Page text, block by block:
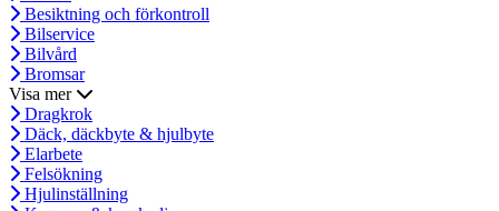
Besiktning och förkontroll
Bilservice
Bilvård
Bromsar
Visa mer
Dragkrok
Däck, däckbyte & hjulbyte
Elarbete
Felsökning
Hjulinställning